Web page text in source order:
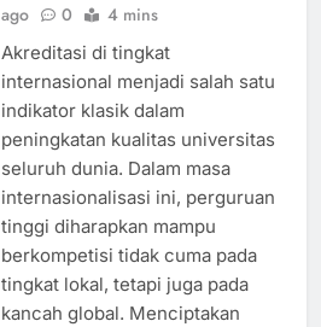
ago
0 4 mins
Akreditasi di tingkat
internasional menjadi salah satu
indikator klasik dalam
peningkatan kualitas universitas
seluruh dunia. Dalam masa
internasionalisasi ini, perguruan
tinggi diharapkan mampu
berkompetisi tidak cuma pada
tingkat lokal, tetapi juga pada
kancah global. Menciptakan